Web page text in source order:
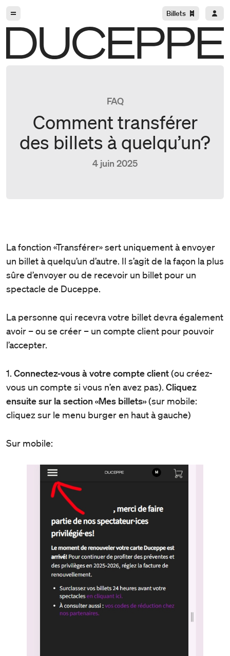
Billets
FAQ
Comment transférer
des billets à quelqu’un?
4 juin 2025
La fonction «Transférer» sert uniquement à envoyer
un billet à quelqu’un d’autre. Il s’agit de la façon la plus
sûre d’envoyer ou de recevoir un billet pour un
spectacle de Duceppe.
La personne qui recevra votre billet devra également
avoir – ou se créer – un compte client pour pouvoir
l’accepter.
1. Connectez-vous à votre compte client(ou créez-
vous un compte si vous n’en avez pas). Cliquez
ensuite sur la section «Mes billets»(sur mobile:
cliquez sur le menu burger en haut à gauche)
Sur mobile: